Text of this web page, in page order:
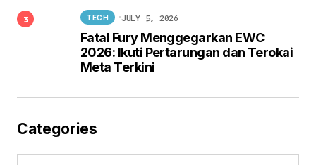
Fatal Fury Menggegarkan EWC
2026: Ikuti Pertarungan dan Terokai
Meta Terkini
TECH JULY 5, 2026
Categories